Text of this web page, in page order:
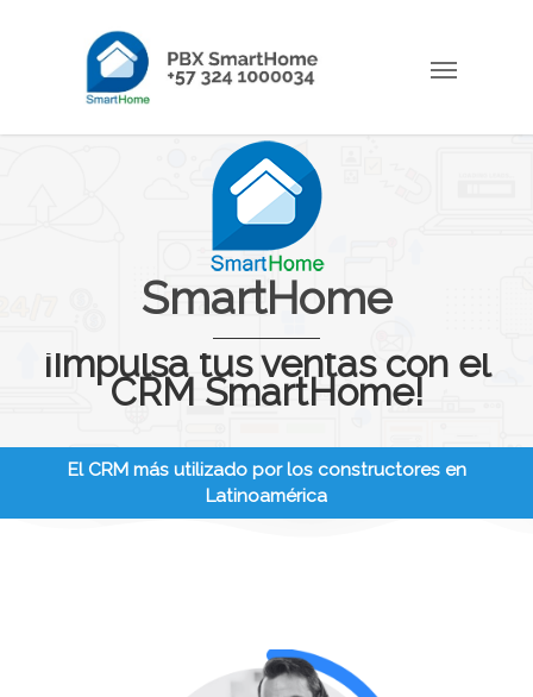
SmartHome
¡Impulsa tus ventas con el
CRM SmartHome!
El CRM más utilizado por los constructores en
Latinoamérica